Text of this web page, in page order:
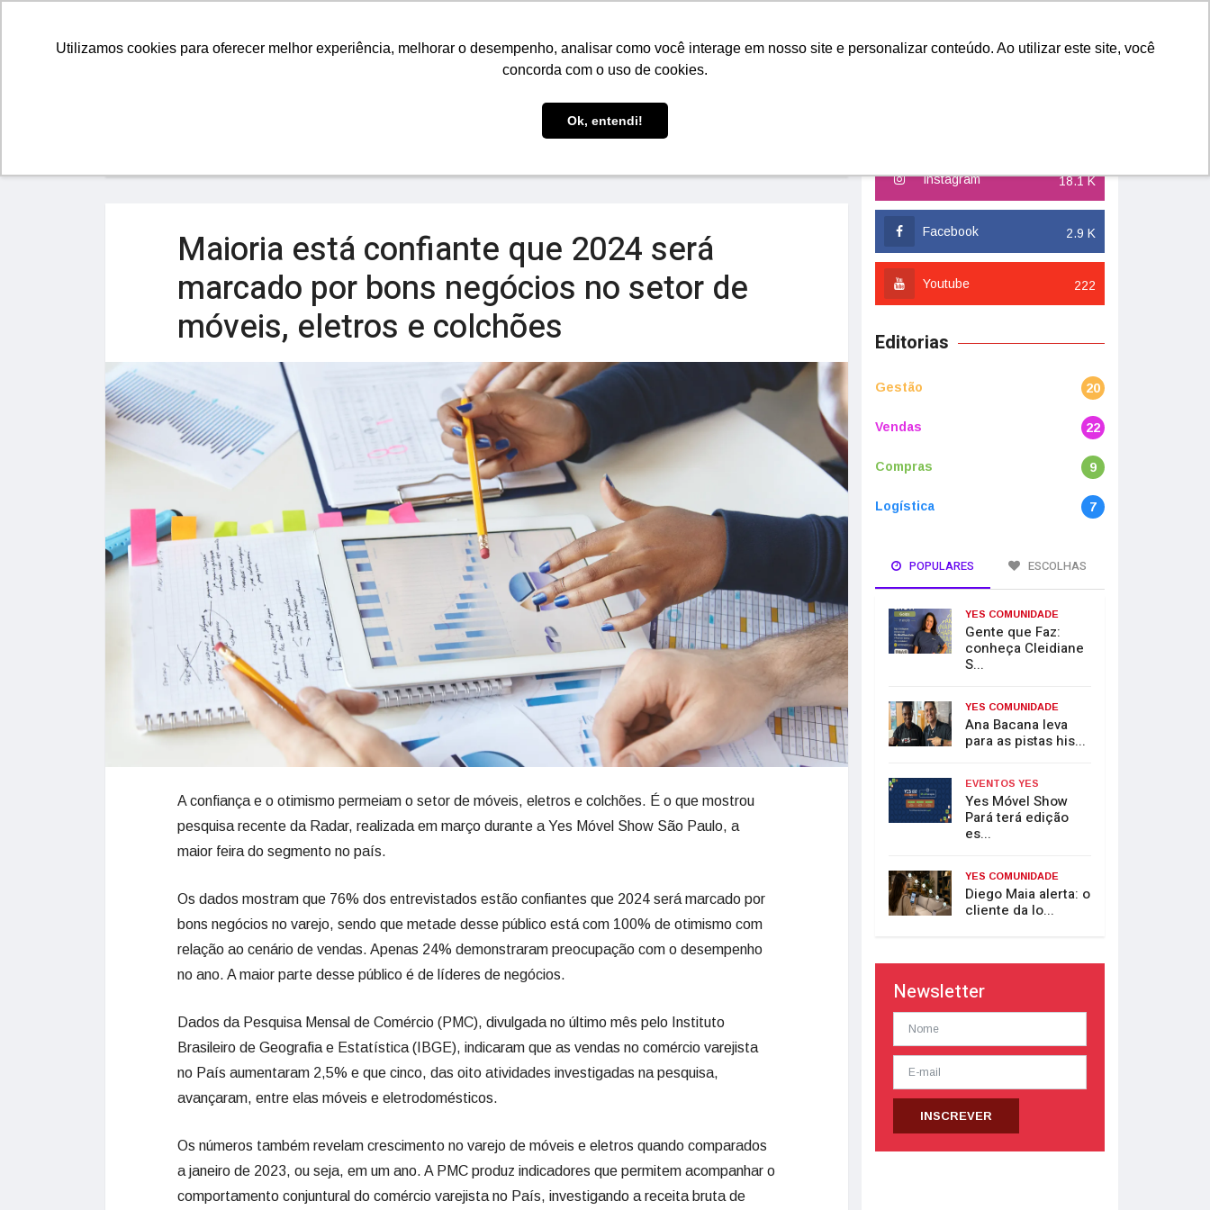
Utilizamos cookies para oferecer melhor experiência, melhorar o desempenho, analisar como você interage em nosso site e personalizar conteúdo. Ao utilizar este site, você
concorda com o uso de cookies.
Ok, entendi!
GESTÃO LOGÍSTICA QUERO FAZER PARTE
Maioria está confiante que 2024 será
marcado por bons negócios no setor de
móveis, eletros e colchões
A confiança e o otimismo permeiam o setor de móveis, eletros e colchões. É o que mostrou
pesquisa recente da Radar, realizada em março durante a Yes Móvel Show São Paulo, a
maior feira do segmento no país.
Os dados mostram que 76% dos entrevistados estão confiantes que 2024 será marcado por
bons negócios no varejo, sendo que metade desse público está com 100% de otimismo com
relação ao cenário de vendas. Apenas 24% demonstraram preocupação com o desempenho
no ano. A maior parte desse público é de líderes de negócios.
Dados da Pesquisa Mensal de Comércio (PMC), divulgada no último mês pelo Instituto
Brasileiro de Geografia e Estatística (IBGE), indicaram que as vendas no comércio varejista
no País aumentaram 2,5% e que cinco, das oito atividades investigadas na pesquisa,
avançaram, entre elas móveis e eletrodomésticos.
Os números também revelam crescimento no varejo de móveis e eletros quando comparados
a janeiro de 2023, ou seja, em um ano. A PMC produz indicadores que permitem acompanhar o
comportamento conjuntural do comércio varejista no País, investigando a receita bruta de
Instagram 18.1 K
Facebook 2.9 K
Youtube 222
Editorias
Gestão 20
Vendas 22
Compras 9
Logística 7
POPULARES ESCOLHAS
YES COMUNIDADE
Gente que Faz:
conheça Cleidiane
S...
YES COMUNIDADE
Ana Bacana leva
para as pistas his...
EVENTOS YES
Yes Móvel Show
Pará terá edição
es...
YES COMUNIDADE
Diego Maia alerta: o
cliente da lo...
Newsletter
INSCREVER